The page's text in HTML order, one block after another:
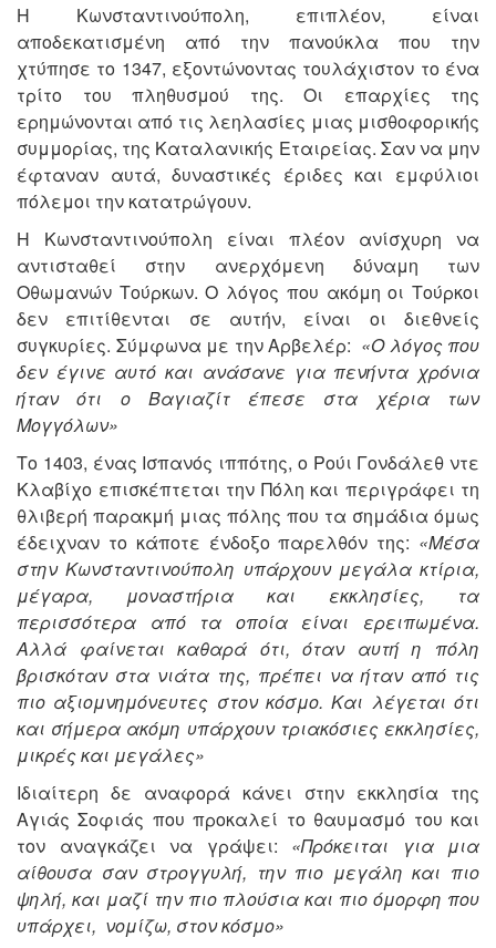
Η Κωνσταντινούπολη, επιπλέον, είναι
αποδεκατισμένη από την πανούκλα που την
χτύπησε το 1347, εξοντώνοντας τουλάχιστον το ένα
τρίτο του πληθυσμού της. Οι επαρχίες της
ερημώνονται από τις λεηλασίες μιας μισθοφορικής
συμμορίας, της Καταλανικής Εταιρείας. Σαν να μην
έφταναν αυτά, δυναστικές έριδες και εμφύλιοι
πόλεμοι την κατατρώγουν.
Η Κωνσταντινούπολη είναι πλέον ανίσχυρη να
αντισταθεί στην ανερχόμενη δύναμη των
Οθωμανών Τούρκων. Ο λόγος που ακόμη οι Τούρκοι
δεν επιτίθενται σε αυτήν, είναι οι διεθνείς
συγκυρίες. Σύμφωνα με την Αρβελέρ: «Ο λόγος που
δεν έγινε αυτό και ανάσανε για πενήντα χρόνια
ήταν ότι ο Βαγιαζίτ έπεσε στα χέρια των
Μογγόλων»
Το 1403, ένας Ισπανός ιππότης, ο Ρούι Γονδάλεθ ντε
Κλαβίχο επισκέπτεται την Πόλη και περιγράφει τη
θλιβερή παρακμή μιας πόλης που τα σημάδια όμως
έδειχναν το κάποτε ένδοξο παρελθόν της: «Μέσα
στην Κωνσταντινούπολη υπάρχουν μεγάλα κτίρια,
μέγαρα, μοναστήρια και εκκλησίες, τα
περισσότερα από τα οποία είναι ερειπωμένα.
Αλλά φαίνεται καθαρά ότι, όταν αυτή η πόλη
βρισκόταν στα νιάτα της, πρέπει να ήταν από τις
πιο αξιομνημόνευτες στον κόσμο. Και λέγεται ότι
και σήμερα ακόμη υπάρχουν τριακόσιες εκκλησίες,
μικρές και μεγάλες»
Ιδιαίτερη δε αναφορά κάνει στην εκκλησία της
Αγιάς Σοφιάς που προκαλεί το θαυμασμό του και
τον αναγκάζει να γράψει: «Πρόκειται για μια
αίθουσα σαν στρογγυλή, την πιο μεγάλη και πιο
ψηλή, και μαζί την πιο πλούσια και πιο όμορφη που
υπάρχει, νομίζω, στον κόσμο»